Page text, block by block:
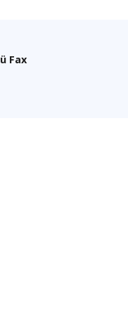
Fax